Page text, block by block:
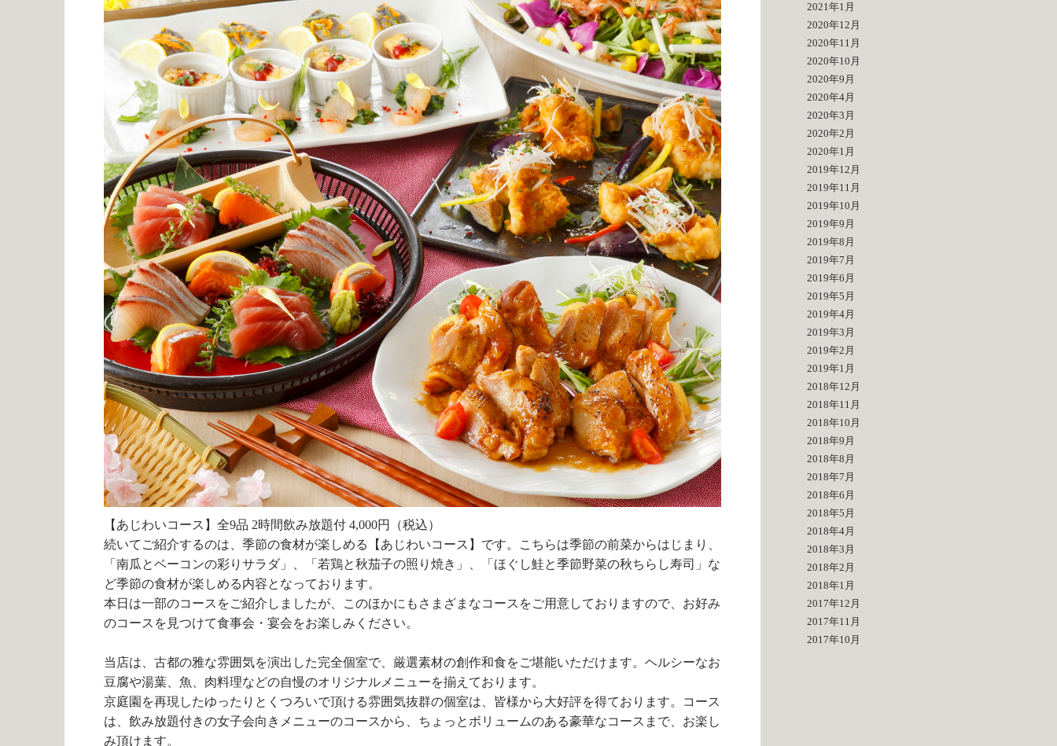
【あじわいコース】全9品 2時間飲み放題付 4,000円（税込）
続いてご紹介するのは、季節の食材が楽しめる【あじわいコース】です。こちらは季節の前菜からはじまり、
「南瓜とベーコンの彩りサラダ」、「若鶏と秋茄子の照り焼き」、「ほぐし鮭と季節野菜の秋ちらし寿司」な
ど季節の食材が楽しめる内容となっております。
本日は一部のコースをご紹介しましたが、このほかにもさまざまなコースをご用意しておりますので、お好み
のコースを見つけて食事会・宴会をお楽しみください。
当店は、古都の雅な雰囲気を演出した完全個室で、厳選素材の創作和食をご堪能いただけます。ヘルシーなお
豆腐や湯葉、魚、肉料理などの自慢のオリジナルメニューを揃えております。
京庭園を再現したゆったりとくつろいで頂ける雰囲気抜群の個室は、皆様から大好評を得ております。コース
は、飲み放題付きの女子会向きメニューのコースから、ちょっとボリュームのある豪華なコースまで、お楽し
み頂けます。
2021年1月
2020年12月
2020年11月
2020年10月
2020年9月
2020年4月
2020年3月
2020年2月
2020年1月
2019年12月
2019年11月
2019年10月
2019年9月
2019年8月
2019年7月
2019年6月
2019年5月
2019年4月
2019年3月
2019年2月
2019年1月
2018年12月
2018年11月
2018年10月
2018年9月
2018年8月
2018年7月
2018年6月
2018年5月
2018年4月
2018年3月
2018年2月
2018年1月
2017年12月
2017年11月
2017年10月